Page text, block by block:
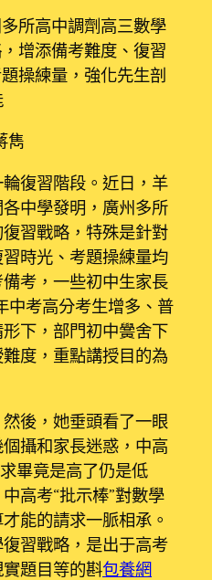
所高中調劑高三數學
增添備考難度、復習
操練量，強化先生剖
雋
復習階段。近日，羊
中學發明，廣州多所
習戰略，特殊是針對
時光、考題操練量均
考，一些初中生家長
中考高分考生增多、普
下，部門初中黌舍下
度，重點講授目的為
後，她垂頭看了一眼
攝和家長迷惑，中高
畢竟是高了仍是低
高考“批示棒”對數學
能的請求一脈相承。
習戰略，是出于高考
題目等的斟包養網